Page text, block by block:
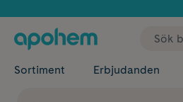
Sortiment Erbjudanden